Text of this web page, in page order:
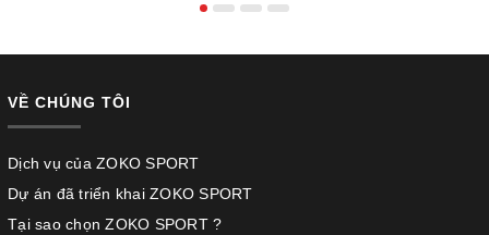
VỀ CHÚNG TÔI
Dịch vụ của ZOKO SPORT
Dự án đã triển khai ZOKO SPORT
Tại sao chọn ZOKO SPORT ?